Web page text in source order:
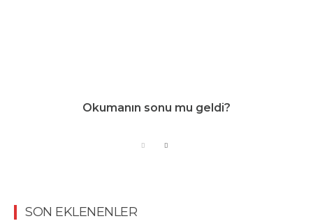
Okumanın sonu mu geldi?
SON EKLENENLER